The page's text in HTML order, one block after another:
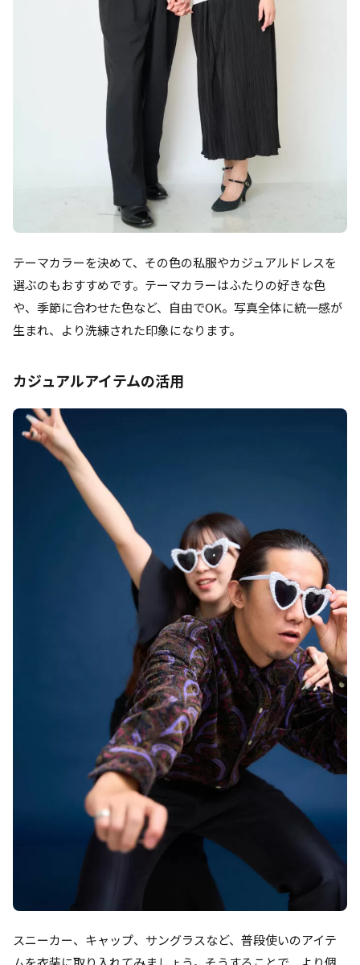
テーマカラーを決めて、その色の私服やカジュアルドレスを
選ぶのもおすすめです。テーマカラーはふたりの好きな色
や、季節に合わせた色など、自由でOK。写真全体に統一感が
生まれ、より洗練された印象になります。
カジュアルアイテムの活用
スニーカー、キャップ、サングラスなど、普段使いのアイテ